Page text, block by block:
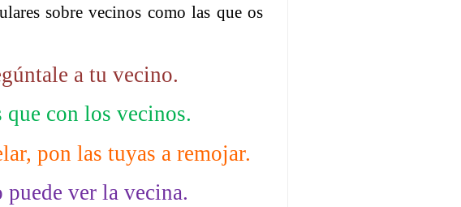
sobre vecinos como las que os
a tu vecino.
con los vecinos.
pon las tuyas a remojar.
ver la vecina.